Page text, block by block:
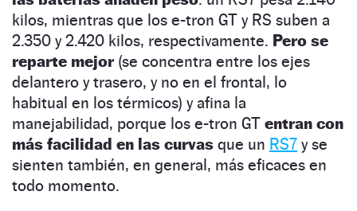
kilos, mientras que los e-tron GT y RS suben a
2.350 y 2.420 kilos, respectivamente. Pero se
reparte mejor(se concentra entre los ejes
delantero y trasero, y no en el frontal, lo
habitual en los térmicos) y afina la
manejabilidad, porque los e-tron GT entran con
más facilidad en las curvas que un RS7 y se
sienten también, en general, más eficaces en
todo momento.